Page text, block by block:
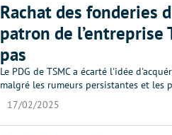
Rachat des fonderies
patron de l’entreprise
pas
Le PDG de TSMC a écarté l'idée
malgré les rumeurs persistantes et les
17/02/2025